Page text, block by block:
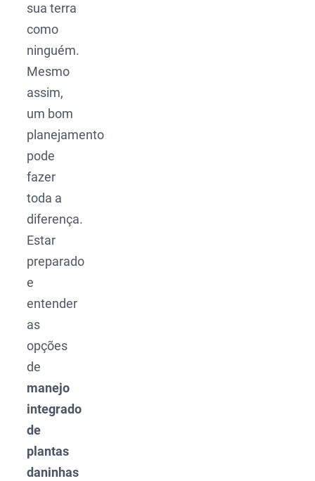
sua terra
como
ninguém.
Mesmo
assim,
um bom
planejamento
pode
fazer
toda a
diferença.
Estar
preparado
e
entender
as
opções
de
manejo
integrado
de
plantas
daninhas